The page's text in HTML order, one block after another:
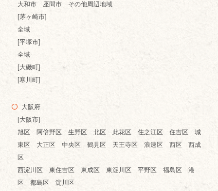
大和市 座間市 その他周辺地域
[茅ヶ崎市]
全域
[平塚市]
全域
[大磯町]
[寒川町]
大阪府
[大阪市]
旭区 阿倍野区 生野区 北区 此花区 住之江区 住吉区 城
東区 大正区 中央区 鶴見区 天王寺区 浪速区 西区 西成
区
西淀川区 東住吉区 東成区 東淀川区 平野区 福島区 港
区 都島区 淀川区